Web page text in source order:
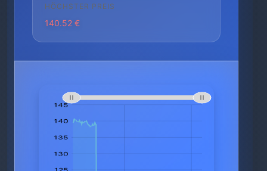
HÖCHSTER PREIS
140.52 €